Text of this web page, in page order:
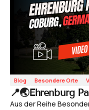
Blog Besondere Orte
📍🌏Ehrenburg
Aus der Reihe